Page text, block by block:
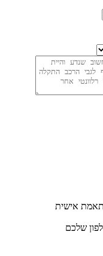
אישית
שלכם